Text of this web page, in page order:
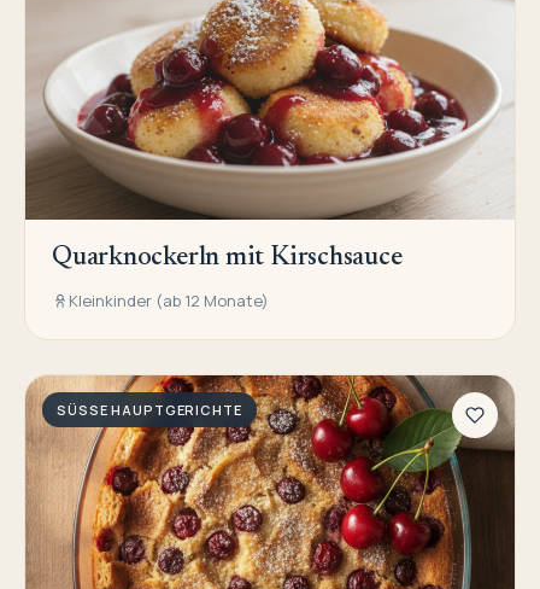
Quarknockerln mit Kirschsauce
Kleinkinder (ab 12 Monate)
SÜSSE HAUPTGERICHTE